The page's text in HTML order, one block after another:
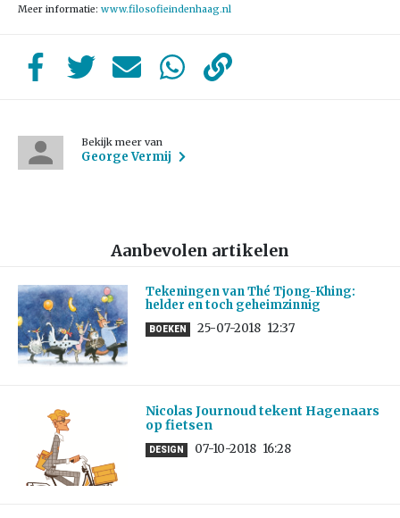
Meer informatie: www.filosofieindenhaag.nl
Bekijk meer van
George Vermij
Aanbevolen artikelen
Tekeningen van Thé Tjong-Khing:
helder en toch geheimzinnig
BOEKEN 25-07-2018 12:37
Nicolas Journoud tekent Hagenaars
op fietsen
DESIGN 07-10-2018 16:28